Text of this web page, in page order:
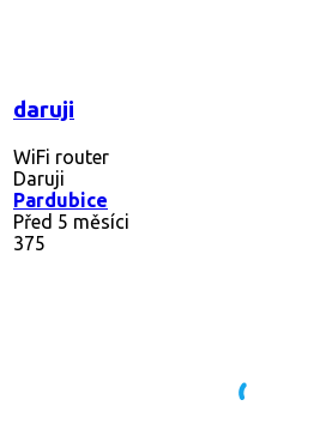
daruji
WiFi router
Daruji
Pardubice
Před 5 měsíci
375